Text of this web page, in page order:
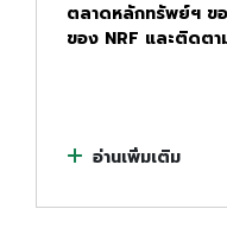
ตลาดหลักทรัพย์ฯ ข
ของ NRF และติดต
อ่านเพิ่มเติม